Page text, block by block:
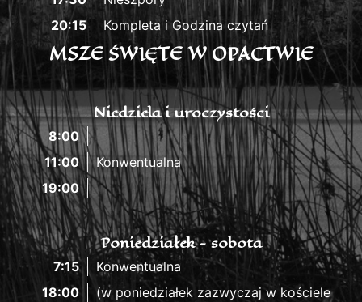
20:15
Kompleta i Godzina czytań
MSZE ŚWIĘTE W OPACTWIE
Niedziela i uroczystości
8:00
11:00
Konwentualna
19:00
Poniedziałek - sobota
7:15
Konwentualna
18:00
(w poniedziałek zazwyczaj w kościele